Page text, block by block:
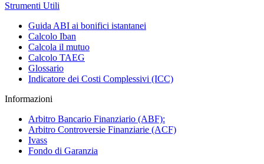
Strumenti Utili
Guida ABI ai bonifici istantanei
Calcolo Iban
Calcola il mutuo
Calcolo TAEG
Glossario
Indicatore dei Costi Complessivi (ICC)
Informazioni
Arbitro Bancario Finanziario (ABF):
Arbitro Controversie Finanziarie (ACF)
Ivass
Fondo di Garanzia